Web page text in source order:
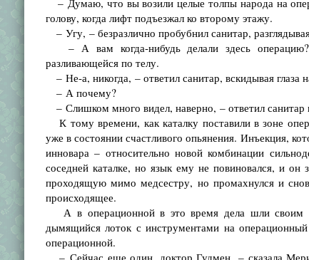
– Думаю, что вы возили целые толпы народа на
голову, когда лифт подъезжал ко второму этажу.
– Угу, – безразлично пробубнил санитар,
– А вам когда-нибудь делали здесь операцию?
разливающейся по телу.
– Не-а, никогда, – ответил санитар, вскидывая глаза
– А почему?
– Слишком много видел, наверно, – ответил санитар
К тому времени, как каталку поставили в зоне
уже в состоянии счастливого опьянения. Инъекция,
инновара – относительно новой комбинации
соседней каталке, но язык ему не повиновался, и он
проходящую мимо медсестру, но промахнулся и
происходящее.
А в операционной в это время дела шли своим
дымящийся лоток с инструментами на
операционной.
– Сейчас еще один, доктор Гудмен, – сказала